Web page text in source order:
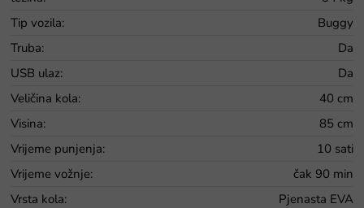
Tip vozila:
Buggy
Truba:
Da
USB ulaz:
Da
Veličina kola:
40 cm
Visina:
85 cm
Vrijeme punjenja:
10 sati
Vrijeme vožnje:
čak 90 min
Vrsta kola:
Pjenasta EVA